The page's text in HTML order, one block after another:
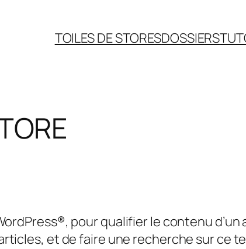
TOILES DE STORESDOSSIERS
pour qualifier le contenu
et de faire une recherche sur ce